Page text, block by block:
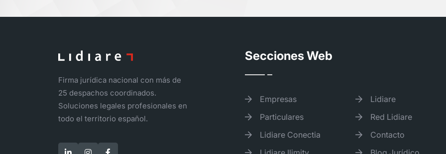
Firma jurídica nacional con más de
25 despachos coordinados.
Soluciones legales profesionales en
todo el territorio español.
Secciones Web
Empresas
Particulares
Lidiare Conectia
Lidiare
Red Lidiare
Contacto